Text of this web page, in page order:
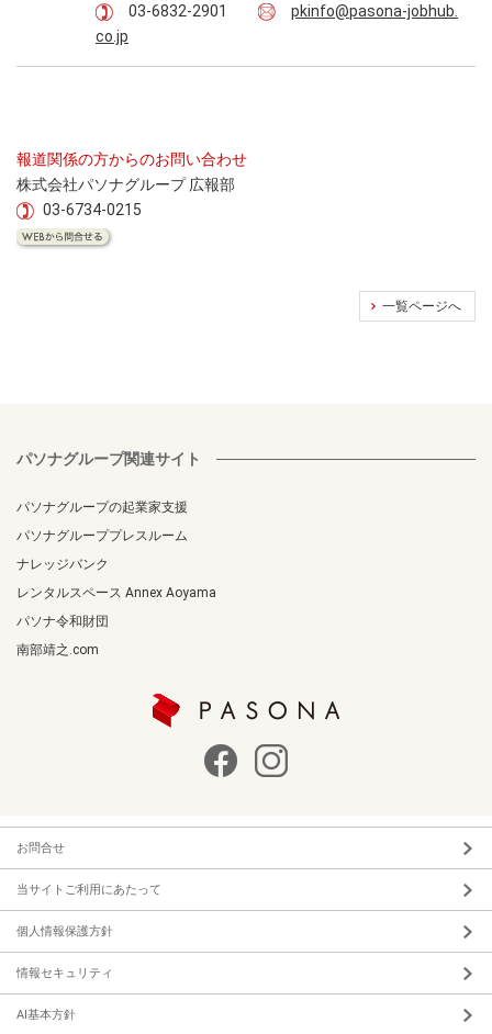
03-6832-2901
pkinfo@pasona-jobhub.
co.jp
報道関係の方からのお問い合わせ
株式会社パソナグループ 広報部
03-6734-0215
一覧ページへ
パソナグループ関連サイト
パソナグループの起業家支援
パソナグループプレスルーム
ナレッジバンク
レンタルスペース Annex Aoyama
パソナ令和財団
南部靖之.com
お問合せ
当サイトご利用にあたって
個人情報保護方針
情報セキュリティ
AI基本方針